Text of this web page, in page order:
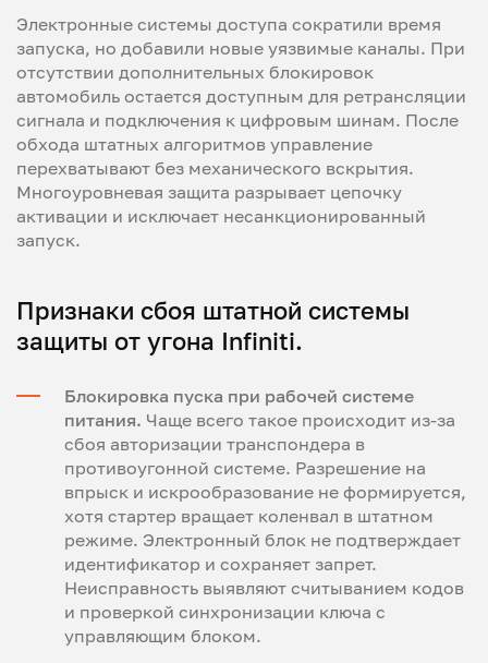
Электронные системы доступа сократили время
запуска, но добавили новые уязвимые каналы. При
отсутствии дополнительных блокировок
автомобиль остается доступным для ретрансляции
сигнала и подключения к цифровым шинам. После
обхода штатных алгоритмов управление
перехватывают без механического вскрытия.
Многоуровневая защита разрывает цепочку
активации и исключает несанкционированный
запуск.
Признаки сбоя штатной системы
защиты от угона Infiniti.
Блокировка пуска при рабочей системе
питания. Чаще всего такое происходит из-за
сбоя авторизации транспондера в
противоугонной системе. Разрешение на
впрыск и искрообразование не формируется,
хотя стартер вращает коленвал в штатном
режиме. Электронный блок не подтверждает
идентификатор и сохраняет запрет.
Неисправность выявляют считыванием кодов
и проверкой синхронизации ключа с
управляющим блоком.